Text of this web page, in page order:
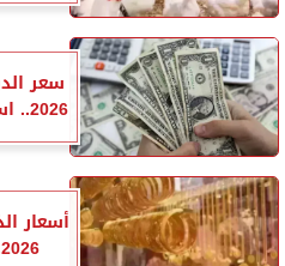
2026.. استقرار أمام الجنيه في البنوك
2026.. عيار 21 يقفز 100 جنيه...